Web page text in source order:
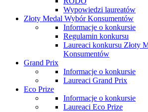
Wypowiedzi laureatów
Złoty Medal Wybór Konsumentów
Informacje o konkursie
Regulamin konkursu
Laureaci konkursu Złoty
Konsumentów
Grand Prix
Informacje o konkursie
Laureaci Grand Prix
Eco Prize
Informacje o konkursie
Laureaci Eco Prize